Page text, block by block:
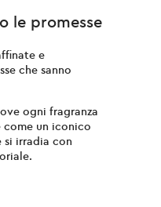
le promesse
e
che sanno
ogni fragranza
come un iconico
irradia con